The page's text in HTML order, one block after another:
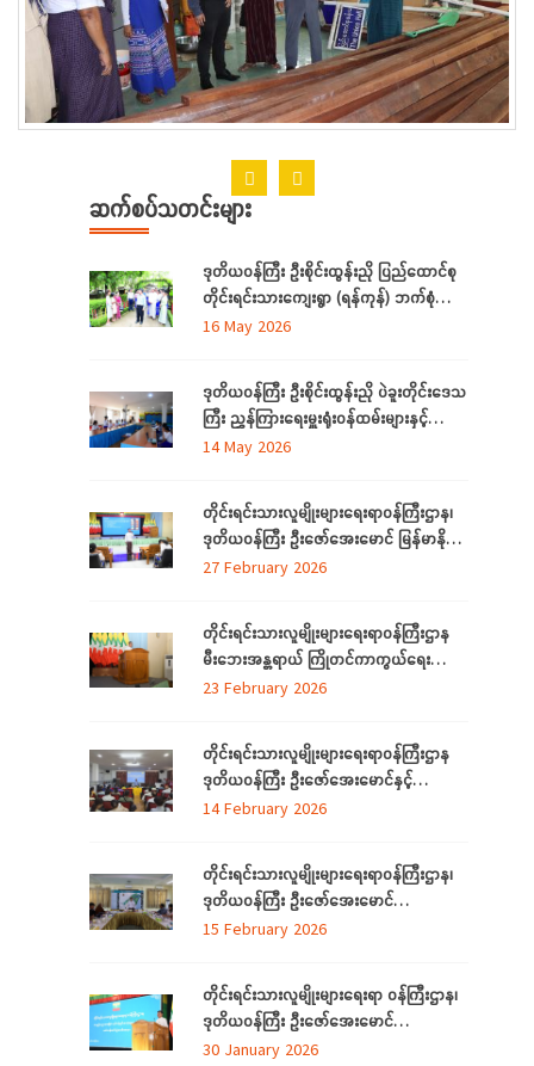
ဆက်စပ်သတင်းများ
ဒုတိယဝန်ကြီး ဦးစိုင်းထွန်းညို ပြည်ထောင်စု
တိုင်းရင်းသားကျေးရွာ (ရန်ကုန်) ဘက်စုံ
အဆင့် မြှင့်တင်ရေး ကြည့်ရှုစစ်ဆေး
16 May 2026
ဒုတိယဝန်ကြီး ဦးစိုင်းထွန်းညို ပဲခူးတိုင်းဒေသ
ကြီး ညွှန်ကြားရေးမှူးရုံးဝန်ထမ်းများနှင့်
တွေ့ဆုံ
14 May 2026
တိုင်းရင်းသားလူမျိုးများရေးရာဝန်ကြီးဌာန၊
ဒုတိယဝန်ကြီး ဦးဇော်အေးမောင် မြန်မာနိုင်ငံ
တော်အလံအကြောင်း သိကောင်းစရာ
27 February 2026
တိုင်းရင်းသားလူမျိုးများရေးရာဝန်ကြီးဌာန
မီးဘေးအန္တရာယ် ကြိုတင်ကာကွယ်ရေး
ဆိုင်ရာ အသိပညာပေးဟောပြောခြင်းနှင့်
23 February 2026
တိုင်းရင်းသားလူမျိုးများရေးရာဝန်ကြီးဌာန
ဒုတိယဝန်ကြီး ဦးဇော်အေးမောင်နှင့်
ရန်ကုန်တိုင်းဒေသကြီးအတွင်းရှိ ရခိုင်စာပေ
လူမှုရေးအသင်းအဖွဲ့များနှင့်တွေ့ဆုံ
14 February 2026
တိုင်းရင်းသားလူမျိုးများရေးရာဝန်ကြီးဌာန၊
ဒုတိယဝန်ကြီး ဦးဇော်အေးမောင်
ရန်ကုန်တိုင်းဒေသကြီးအတွင်းရှိ
သည့် သက်တိုင်းရင်းသားလူမျိုးများနှင့်
တွေ့ဆုံ၊ (၃၉)ကြိမ်မြောက် ဂုဏဝိသိဌပူဇာ
မင်္ဂလာပွဲအခမ်းအနား အောင်မြင်စွာကျင်းပ
နိုင်ရေး လုပ်ငန်းညှိနှိုင်းအစည်းအဝေးသို့
15 February 2026
တိုင်းရင်းသားလူမျိုးများရေးရာ ဝန်ကြီးဌာန၊
ဒုတိယဝန်ကြီး ဦးဇော်အေးမောင်
တိုင်းရင်းသားလူမျိုးများရေးရာဝန်ကြီးဌာန Al
30 January 2026